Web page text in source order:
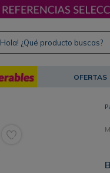
¿Qué producto buscas?
OFERTAS